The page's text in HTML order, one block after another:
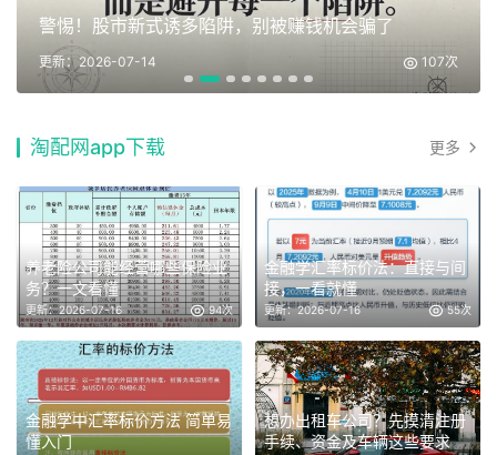
警惕！股市新式诱多陷阱，别被赚钱机会骗了
更新：2026-07-14 107次
淘配网app下载 更多
养老险公司能经营哪些保险业
务？一文看懂
更新：2026-07-16 94次
金融学汇率标价法：直接与间
接，一看就懂
更新：2026-07-16 55次
金融学中汇率标价方法 简单易
懂入门
想办出租车公司？先摸清注册
手续、资金及车辆这些要求